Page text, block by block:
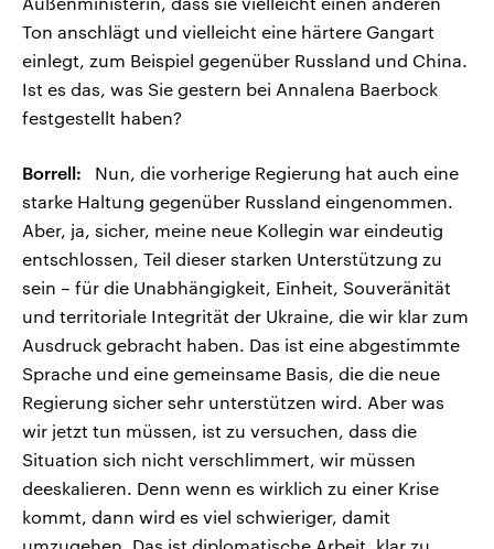
Ton anschlägt und vielleicht eine härtere Gangart
einlegt, zum Beispiel gegenüber Russland und China.
Ist es das, was Sie gestern bei Annalena Baerbock
festgestellt haben?
Borrell: Nun, die vorherige Regierung hat auch eine
starke Haltung gegenüber Russland eingenommen.
Aber, ja, sicher, meine neue Kollegin war eindeutig
entschlossen, Teil dieser starken Unterstützung zu
sein – für die Unabhängigkeit, Einheit, Souveränität
und territoriale Integrität der Ukraine, die wir klar zum
Ausdruck gebracht haben. Das ist eine abgestimmte
Sprache und eine gemeinsame Basis, die die neue
Regierung sicher sehr unterstützen wird. Aber was
wir jetzt tun müssen, ist zu versuchen, dass die
Situation sich nicht verschlimmert, wir müssen
deeskalieren. Denn wenn es wirklich zu einer Krise
kommt, dann wird es viel schwieriger, damit